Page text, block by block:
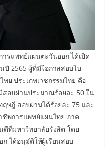
รแพทย์แผนตะวันออก ได้เปิด
2565 ผู้ที่มีโอกาสสอบใบ
ย ประเภทเวชกรรมไทย คือ
สอบผ่านประมาณร้อยละ 50 ใน
ษฎี สอบผ่านได้ร้อยละ 75 และ
ชีพการแพทย์แผนไทย ภาค
ที่มหาวิทยาลัยรังสิต โดย
ได้อนุมัติให้ผู้เรียนสอบ